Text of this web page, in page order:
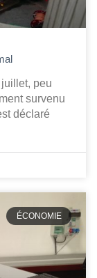
peu
survenu
déclaré
ÉCONOMIE